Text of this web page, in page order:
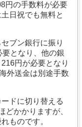
円の手数料が必要
日祝でも無料と
ブン銀行に振り
となり、他の銀
円が必要となり
外送金は別途手数
ドに切り替える
どかかりますが、
ものです。